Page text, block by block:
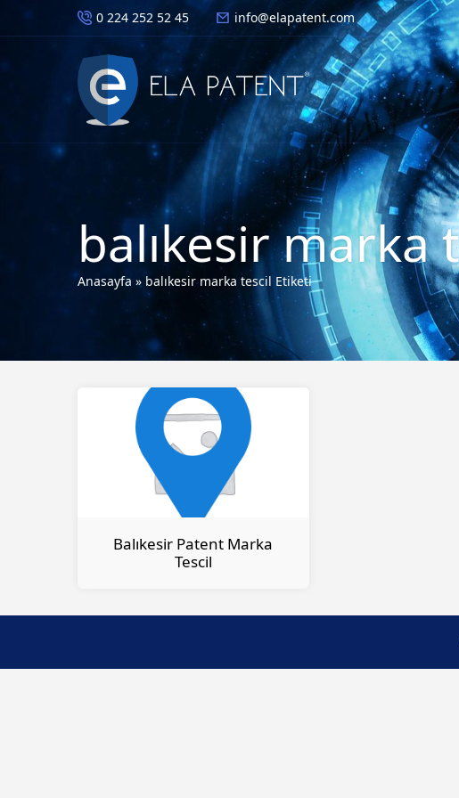
0 224 252 52 45 info@elapatent.com
balıkesir
Anasayfa » balıkesir marka tescil Etiketi
Balıkesir Patent Marka
Tescil